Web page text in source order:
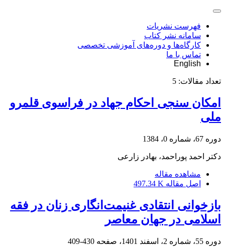
فهرست نشریات
سامانه نشر کتاب
کارگاه‌ها و دوره‌های آموزشی تخصصی
تماس با ما
English
تعداد مقالات: 5
امکان سنجی احکام جهاد در فراسوی قلمرو
ملی
دوره 67، شماره 0، 1384
دکتر احمد پوراحمد، بهادر زارعی
مشاهده مقاله
اصل مقاله 497.34 K
بازخوانی انتقادی غنیمت‌انگاری زنان در فقه
اسلامی در جهان معاصر
دوره 55، شماره 2، اسفند 1401، صفحه 430-409